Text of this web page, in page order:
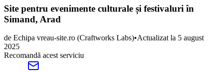
Site pentru evenimente culturale și festivaluri în
Simand, Arad
de Echipa vreau-site.ro (Craftworks Labs)•Actualizat la 5 august
2025
Recomandă acest serviciu